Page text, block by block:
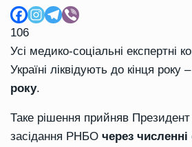
106
Усі медико-соціальні експертні
Україні ліквідують до кінця року –
року.
Таке рішення прийняв Президент
засідання РНБО через